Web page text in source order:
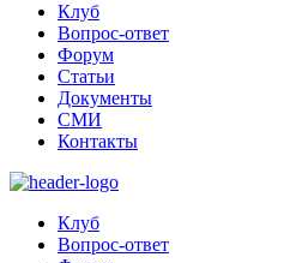
Клуб
Вопрос-ответ
Форум
Статьи
Документы
СМИ
Контакты
Клуб
Вопрос-ответ